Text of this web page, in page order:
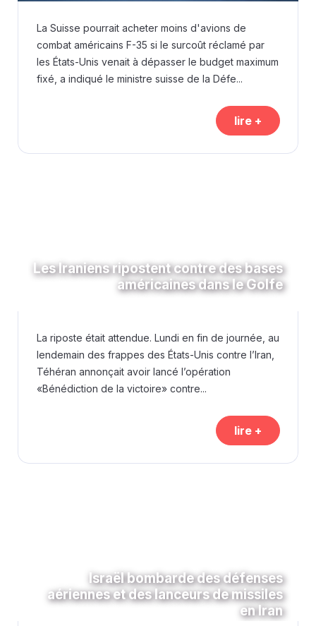
La Suisse pourrait acheter moins d'avions de
combat américains F-35 si le surcoût réclamé par
les États-Unis venait à dépasser le budget maximum
fixé, a indiqué le ministre suisse de la Défe...
lire +
Les Iraniens ripostent contre des bases
américaines dans le Golfe
La riposte était attendue. Lundi en fin de journée, au
lendemain des frappes des États-Unis contre l’Iran,
Téhéran annonçait avoir lancé l’opération
«Bénédiction de la victoire» contre...
lire +
Israël bombarde des défenses
aériennes et des lanceurs de missiles
en Iran